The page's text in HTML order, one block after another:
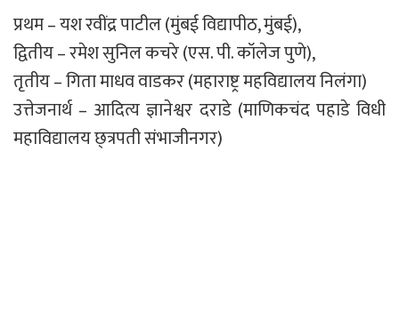
प्रथम – यश रवींद्र पाटील (मुंबई विद्यापीठ, मुंबई),
द्वितीय – रमेश सुनिल कचरे (एस. पी. कॉलेज पुणे),
तृतीय – गिता माधव वाडकर (महाराष्ट्र महविद्यालय निलंगा)
उत्तेजनार्थ – आदित्य ज्ञानेश्वर दराडे (माणिकचंद पहाडे विधी
महाविद्यालय छ्त्रपती संभाजीनगर)